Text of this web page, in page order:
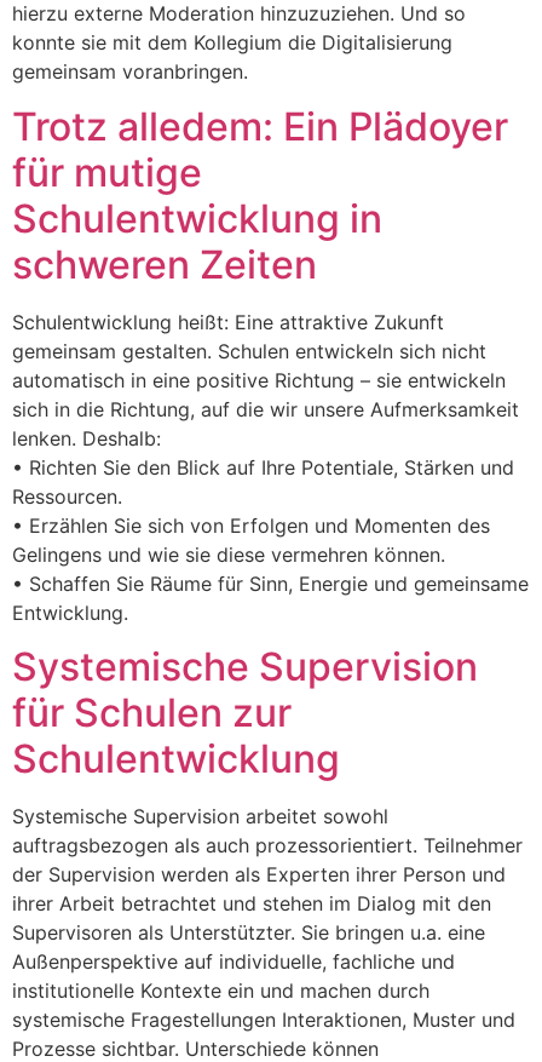
hierzu externe Moderation hinzuzuziehen. Und so
konnte sie mit dem Kollegium die Digitalisierung
gemeinsam voranbringen.
Trotz alledem: Ein Plädoyer
für mutige
Schulentwicklung in
schweren Zeiten
Schulentwicklung heißt: Eine attraktive Zukunft
gemeinsam gestalten. Schulen entwickeln sich nicht
automatisch in eine positive Richtung – sie entwickeln
sich in die Richtung, auf die wir unsere Aufmerksamkeit
lenken. Deshalb:
• Richten Sie den Blick auf Ihre Potentiale, Stärken und
Ressourcen.
• Erzählen Sie sich von Erfolgen und Momenten des
Gelingens und wie sie diese vermehren können.
• Schaffen Sie Räume für Sinn, Energie und gemeinsame
Entwicklung.
Systemische Supervision
für Schulen zur
Schulentwicklung
Systemische Supervision arbeitet sowohl
auftragsbezogen als auch prozessorientiert. Teilnehmer
der Supervision werden als Experten ihrer Person und
ihrer Arbeit betrachtet und stehen im Dialog mit den
Supervisoren als Unterstützter. Sie bringen u.a. eine
Außenperspektive auf individuelle, fachliche und
institutionelle Kontexte ein und machen durch
systemische Fragestellungen Interaktionen, Muster und
Prozesse sichtbar. Unterschiede können